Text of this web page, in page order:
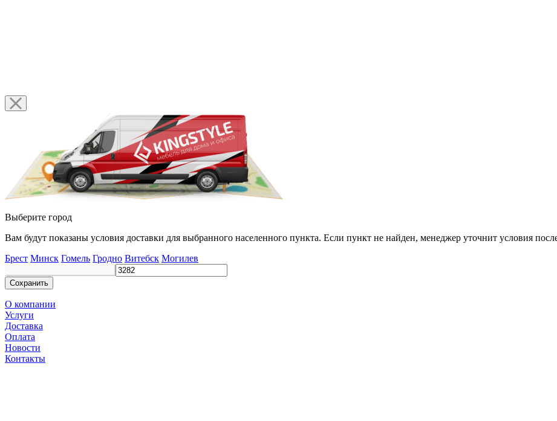
Выберите город
Вам будут показаны условия доставки для выбранного населенного пункта. Если пункт не найден, менеджер уточнит условия
Брест Минск Гомель Гродно Витебск Могилев
Сохранить
О компании
Услуги
Доставка
Оплата
Новости
Контакты